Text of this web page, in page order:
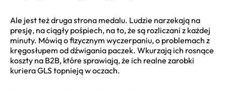
Ale jest też druga strona medalu. Ludzie narzekają na
presję, na ciągły pośpiech, na to, że są rozliczani z każdej
minuty. Mówią o fizycznym wyczerpaniu, o problemach z
kręgosłupem od dźwigania paczek. Wkurzają ich rosnące
koszty na B2B, które sprawiają, że ich realne zarobki
kuriera GLS topnieją w oczach.